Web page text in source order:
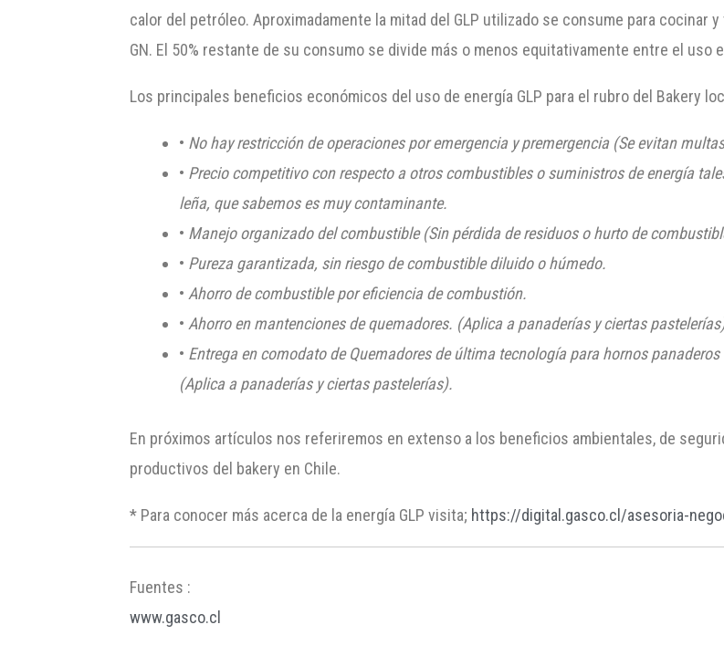
calor del petróleo. Aproximadamente la mitad del GLP utilizado se consume para cocinar
GN. El 50% restante de su consumo se divide más o menos equitativamente entre el
Los principales beneficios económicos del uso de energía GLP para el rubro del Bakery
• No hay restricción de operaciones por emergencia y premergencia (Se evitan
• Precio competitivo con respecto a otros combustibles o suministros de energía
leña, que sabemos es muy contaminante.
• Manejo organizado del combustible (Sin pérdida de residuos o hurto de
• Pureza garantizada, sin riesgo de combustible diluido o húmedo.
• Ahorro de combustible por eficiencia de combustión.
• Ahorro en mantenciones de quemadores. (Aplica a panaderías y ciertas
• Entrega en comodato de Quemadores de última tecnología para hornos
(Aplica a panaderías y ciertas pastelerías).
En próximos artículos nos referiremos en extenso a los beneficios ambientales, de
productivos del bakery en Chile.
* Para conocer más acerca de la energía GLP visita; https://digital.gasco.cl/asesoria-
Fuentes :
www.gasco.cl